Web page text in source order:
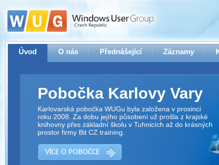
Úvod O nás Přednášející Záznamy
Pobočka Karlovy Vary
Karlovarská pobočka WUGu byla založena v prosinci
roku 2008. Za dobu jejího působení už prošla z krajské
knihovny přes základní školu v Tuhnicích až do krásných
prostor firmy Bit CZ training.
VÍCE O POBOČCE